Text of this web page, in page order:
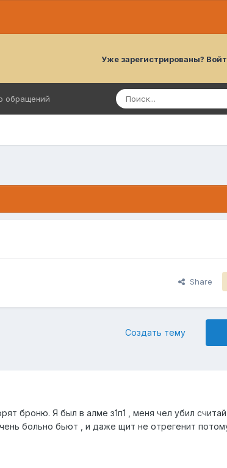
Уже зарегистрированы?
обращений
Share
Создать тему
броню. Я был в алме з1п1 , меня чел убил
больно бьют , и даже щит не отрегенит